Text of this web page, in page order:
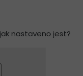
nastaveno jest?